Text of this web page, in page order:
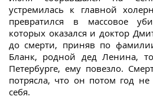
устремилась к главной
превратился в массовое
которых оказался и доктор
до смерти, приняв по
Бланк, родной дед Ленина,
Петербурге, ему повезло.
потрясла, что он потом год
себя.